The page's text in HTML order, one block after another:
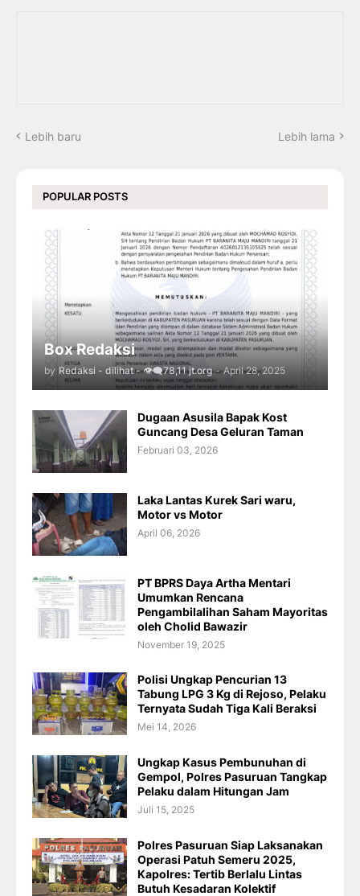
Lebih baru Lebih lama
POPULAR POSTS
Box Redaksi
by Redaksi - dilihat - 👁️‍🗨️78,11 jt.org - April 28, 2025
Dugaan Asusila Bapak Kost
Guncang Desa Geluran Taman
Februari 03, 2026
Laka Lantas Kurek Sari waru,
Motor vs Motor
April 06, 2026
PT BPRS Daya Artha Mentari
Umumkan Rencana
Pengambilalihan Saham Mayoritas
oleh Cholid Bawazir
November 19, 2025
Polisi Ungkap Pencurian 13
Tabung LPG 3 Kg di Rejoso, Pelaku
Ternyata Sudah Tiga Kali Beraksi
Mei 14, 2026
Ungkap Kasus Pembunuhan di
Gempol, Polres Pasuruan Tangkap
Pelaku dalam Hitungan Jam
Juli 15, 2025
Polres Pasuruan Siap Laksanakan
Operasi Patuh Semeru 2025,
Kapolres: Tertib Berlalu Lintas
Butuh Kesadaran Kolektif